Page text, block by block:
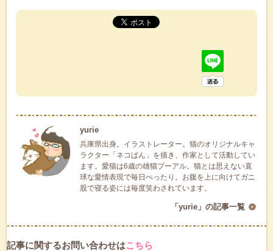
yurie
兵庫県出身。イラストレーター。猫のオリジナルキャ
ラクター「ネコぱん」を描き、作家として活動してい
ます。愛猫は6歳の雄猫プーアル。猫とは思えない直
球な愛情表現で毎日べったり。お腹を上に向けてガニ
股で寝る姿には毎度笑わされています。
「yurie」の記事一覧
記事に関するお問い合わせはこちら